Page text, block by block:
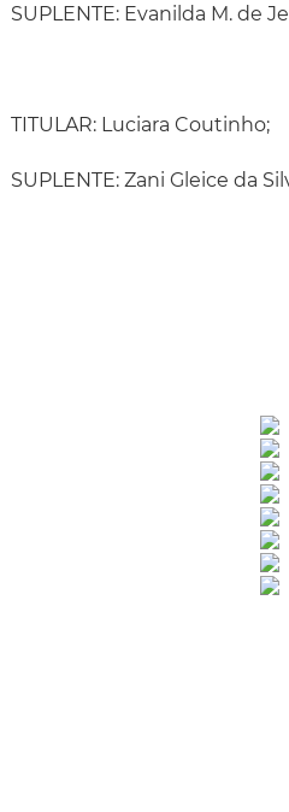
SUPLENTE: Evanilda M. de
TITULAR: Luciara Coutinho;
SUPLENTE: Zani Gleice da